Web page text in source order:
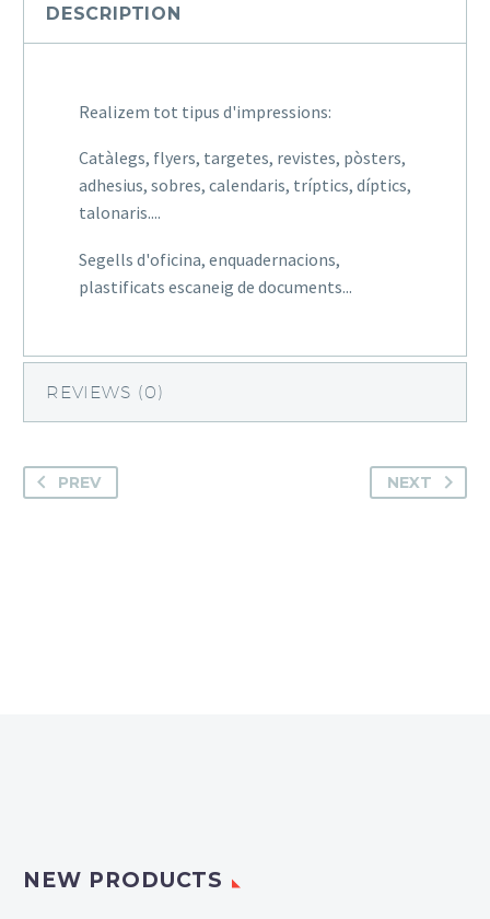
DESCRIPTION
Realizem tot tipus d'impressions:
Catàlegs, flyers, targetes, revistes, pòsters,
adhesius, sobres, calendaris, tríptics, díptics,
talonaris....
Segells d'oficina, enquadernacions,
plastificats escaneig de documents...
REVIEWS (0)
PREV NEXT
NEW PRODUCTS